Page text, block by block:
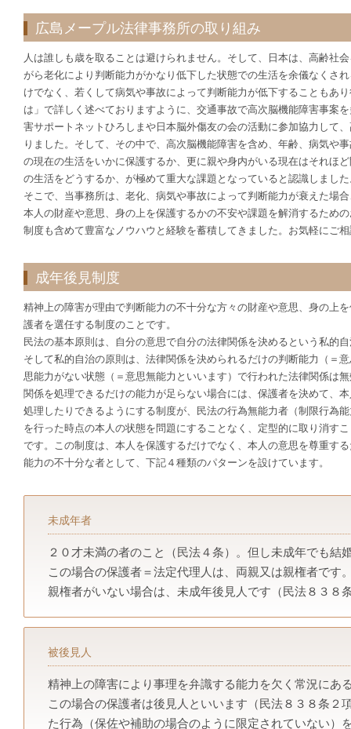
広島メープル法律事務所の取り組み
人は誰しも歳を取ることは避けられません。そして、日本は、高齢社
がら老化により判断能力がかなり低下した状態での生活を余儀なくさ
けでなく、若くして病気や事故によって判断能力が低下することもあ
は」で詳しく述べておりますように、交通事故で高次脳機能障害事案
害サポートネットひろしまや日本脳外傷友の会の活動に参加協力して
りました。そして、その中で、高次脳機能障害を含め、年齢、病気や
の現在の生活をいかに保護するか、更に親や身内がいる現在はそれほ
の生活をどうするか、が極めて重大な課題となっていると認識しまし
そこで、当事務所は、老化、病気や事故によって判断能力が衰えた場
本人の財産や意思、身の上を保護するかの不安や課題を解消するため
制度も含めて豊富なノウハウと経験を蓄積してきました。お気軽にご
成年後見制度
精神上の障害が理由で判断能力の不十分な方々の財産や意思、身の上
護者を選任する制度のことです。
民法の基本原則は、自分の意思で自分の法律関係を決めるという私的
そして私的自治の原則は、法律関係を決められるだけの判断能力（＝
思能力がない状態（＝意思無能力といいます）で行われた法律関係は
関係を処理できるだけの能力が足らない場合には、保護者を決めて、
処理したりできるようにする制度が、民法の行為無能力者（制限行為
を行った時点の本人の状態を問題にすることなく、定型的に取り消す
です。この制度は、本人を保護するだけでなく、本人の意思を尊重す
能力の不十分な者として、下記４種類のパターンを設けています。
未成年者
２０才未満の者のこと（民法４条）。但し未成年でも結
この場合の保護者＝法定代理人は、両親又は親権者です
親権者がいない場合は、未成年後見人です（民法８３８
被後見人
精神上の障害により事理を弁識する能力を欠く常況にあ
この場合の保護者は後見人といいます（民法８３８条２
た行為（保佐や補助の場合のように限定されていない）